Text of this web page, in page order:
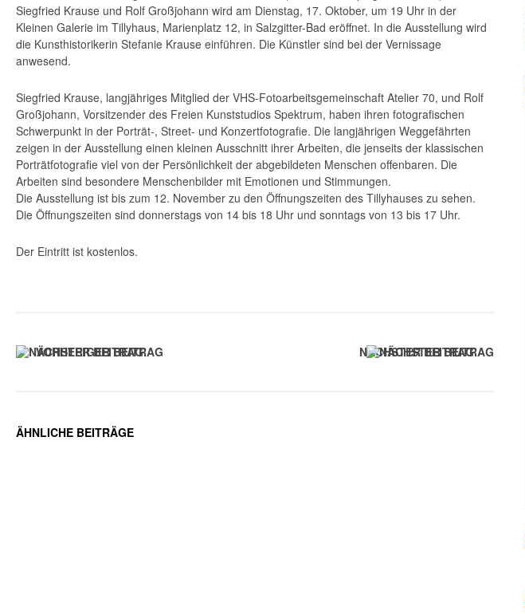
Siegfried Krause und Rolf Großjohann wird am Dienstag, 17. Oktober, um 19 Uhr in der
Kleinen Galerie im Tillyhaus, Marienplatz 12, in Salzgitter-Bad eröffnet. In die Ausstellung wird
die Kunsthistorikerin Stefanie Krause einführen. Die Künstler sind bei der Vernissage
anwesend.
Siegfried Krause, langjähriges Mitglied der VHS-Fotoarbeitsgemeinschaft Atelier 70, und Rolf
Großjohann, Vorsitzender des Freien Kunststudios Spektrum, haben ihren fotografischen
Schwerpunkt in der Porträt-, Street- und Konzertfotografie. Die langjährigen Weggefährten
zeigen in der Ausstellung einen kleinen Ausschnitt ihrer Arbeiten, die jenseits der klassischen
Porträtfotografie viel von der Persönlichkeit der abgebildeten Menschen offenbaren. Die
Arbeiten sind besondere Menschenbilder mit Emotionen und Stimmungen.
Die Ausstellung ist bis zum 12. November zu den Öffnungszeiten des Tillyhauses zu sehen.
Die Öffnungszeiten sind donnerstags von 14 bis 18 Uhr und sonntags von 13 bis 17 Uhr.
Der Eintritt ist kostenlos.
VORHERIGER BEITRAG NÄCHSTER BEITRAG
ÄHNLICHE BEITRÄGE